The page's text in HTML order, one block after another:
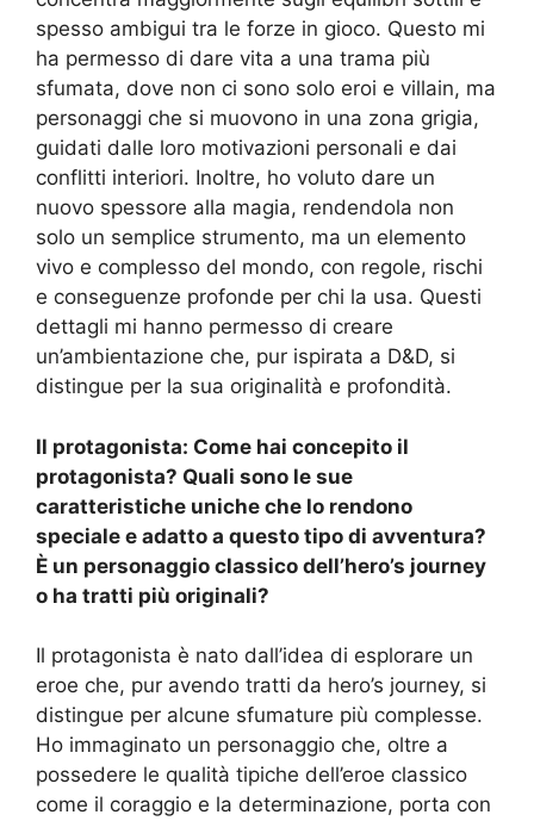
spesso ambigui tra le forze in gioco. Questo mi
ha permesso di dare vita a una trama più
sfumata, dove non ci sono solo eroi e villain, ma
personaggi che si muovono in una zona grigia,
guidati dalle loro motivazioni personali e dai
conflitti interiori. Inoltre, ho voluto dare un
nuovo spessore alla magia, rendendola non
solo un semplice strumento, ma un elemento
vivo e complesso del mondo, con regole, rischi
e conseguenze profonde per chi la usa. Questi
dettagli mi hanno permesso di creare
un’ambientazione che, pur ispirata a D&D, si
distingue per la sua originalità e profondità.
Il protagonista: Come hai concepito il
protagonista? Quali sono le sue
caratteristiche uniche che lo rendono
speciale e adatto a questo tipo di avventura?
È un personaggio classico dell’hero’s journey
o ha tratti più originali?
Il protagonista è nato dall’idea di esplorare un
eroe che, pur avendo tratti da hero’s journey, si
distingue per alcune sfumature più complesse.
Ho immaginato un personaggio che, oltre a
possedere le qualità tipiche dell’eroe classico
come il coraggio e la determinazione, porta con